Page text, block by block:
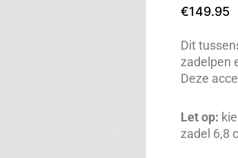
€149.95
Dit
zadelpen
Deze
Let op:
zadel 6,8